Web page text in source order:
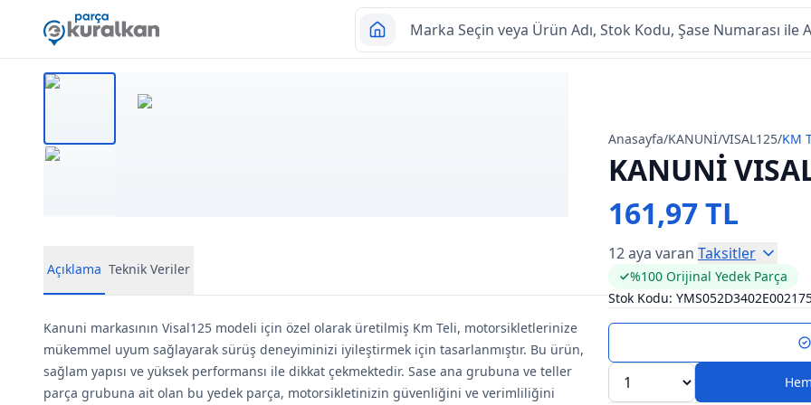
Anasayfa/KANUNİ/VISAL125/KM
KANUNİ
161,97 TL
12 aya varan Taksitler
%100 Orijinal Yedek Parça
Stok Kodu:
Açıklama Teknik Veriler
Kanuni markasının Visal125 modeli için özel olarak üretilmiş Km Teli, motorsikletlerinize
mükemmel uyum sağlayarak sürüş deneyiminizi iyileştirmek için tasarlanmıştır. Bu ürün,
sağlam yapısı ve yüksek performansı ile dikkat çekmektedir. Sase ana grubuna ve teller
parça grubuna ait olan bu yedek parça, motorsikletinizin güvenliğini ve verimliliğini